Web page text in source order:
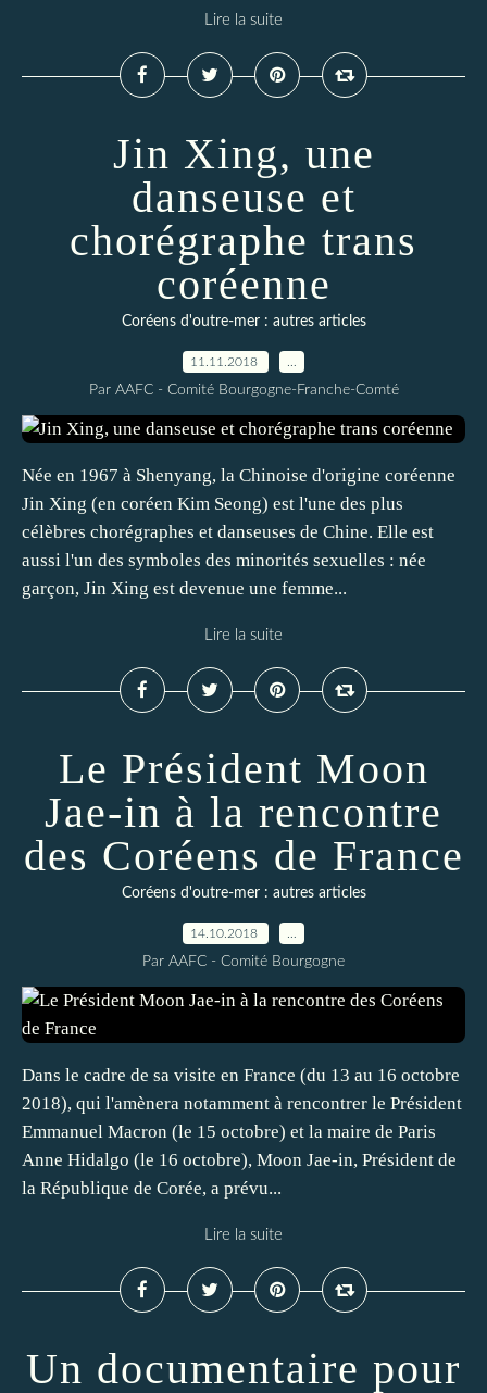
Lire la suite
Jin Xing, une
danseuse et
chorégraphe trans
coréenne
Coréens d'outre-mer : autres articles
11.11.2018
Par AAFC - Comité Bourgogne-Franche-Comté
Née en 1967 à Shenyang, la Chinoise d'origine coréenne
Jin Xing (en coréen Kim Seong) est l'une des plus
célèbres chorégraphes et danseuses de Chine. Elle est
aussi l'un des symboles des minorités sexuelles : née
garçon, Jin Xing est devenue une femme...
Lire la suite
Le Président Moon
Jae-in à la rencontre
des Coréens de France
Coréens d'outre-mer : autres articles
14.10.2018
Par AAFC - Comité Bourgogne
Dans le cadre de sa visite en France (du 13 au 16 octobre
2018), qui l'amènera notamment à rencontrer le Président
Emmanuel Macron (le 15 octobre) et la maire de Paris
Anne Hidalgo (le 16 octobre), Moon Jae-in, Président de
la République de Corée, a prévu...
Lire la suite
Un documentaire pour